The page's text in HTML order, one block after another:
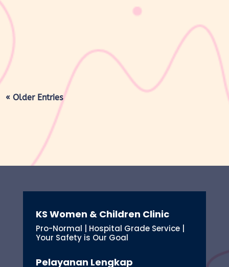
yang dimulai sejak bayi lahir hingga organ reproduksi kembali
seperti sebelum hamil. Selama masa ini, tubuh Moms akan
mengalami berbagai perubahan, mulai dari rahim yang berangsur
« Older Entries
KS Women & Children Clinic
Pro-Normal | Hospital Grade Service |
Your Safety is Our Goal
Pelayanan Lengkap